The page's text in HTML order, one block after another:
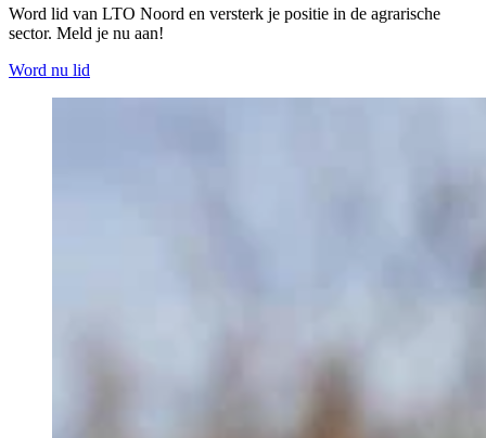
Word lid van LTO Noord en versterk je positie in de agrarische
sector. Meld je nu aan!
Word nu lid